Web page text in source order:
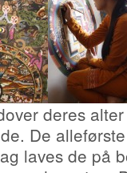
deres
De
laves de på